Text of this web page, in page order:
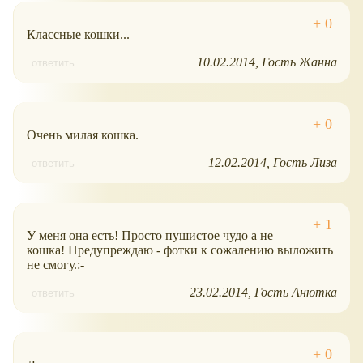
Классные кошки...
ответить 10.02.2014 Гость Жанна
Очень милая кошка.
ответить 12.02.2014 Гость Лиза
У меня она есть! Просто пушистое чудо а не
кошка! Предупреждаю - фотки к сожалению выложить
не смогу.:-
ответить 23.02.2014 Гость Анютка